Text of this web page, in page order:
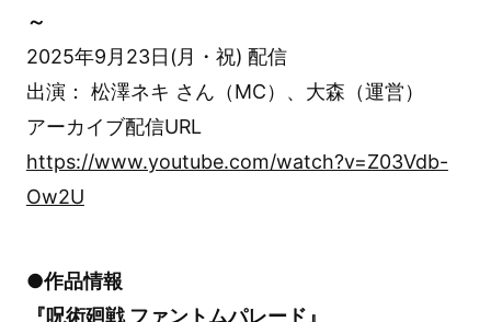
～
2025年9月23日(月・祝) 配信
出演： 松澤ネキ さん（MC）、大森（運営）
アーカイブ配信URL
https://www.youtube.com/watch?v=Z03Vdb-
Ow2U
●作品情報
『呪術廻戦 ファントムパレード』